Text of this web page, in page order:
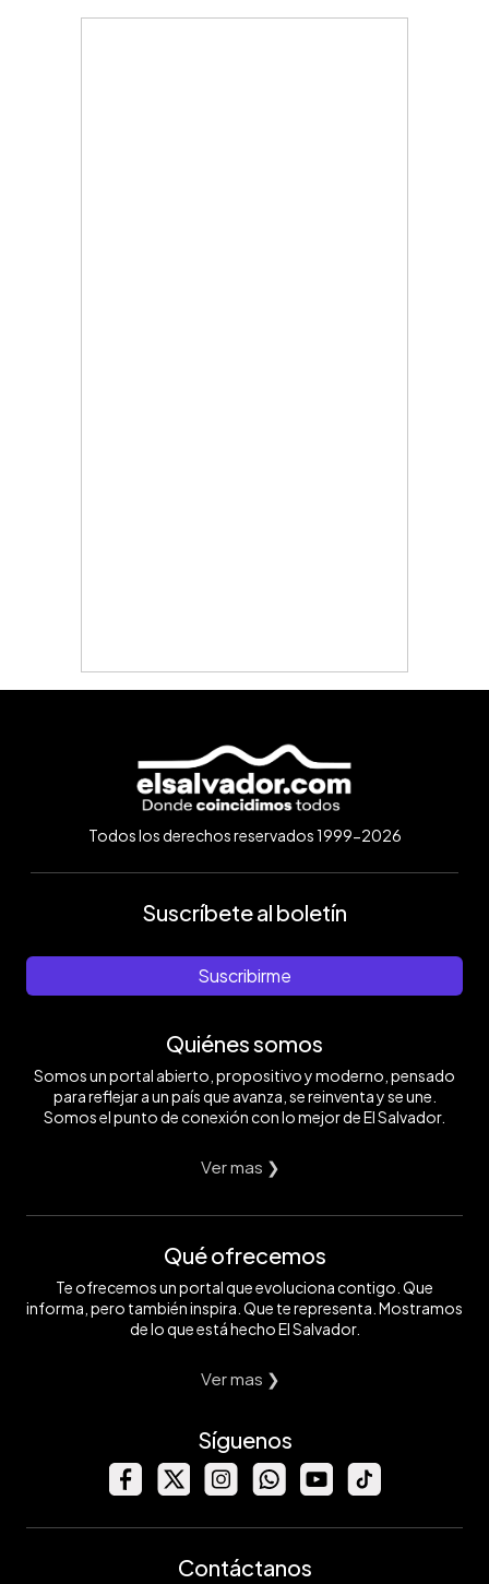
Todos los derechos reservados 1999-2026
Suscríbete al boletín
Suscribirme
Quiénes somos
Somos un portal abierto, propositivo y moderno, pensado
para reflejar a un país que avanza, se reinventa y se une.
Somos el punto de conexión con lo mejor de El Salvador.
Ver mas ❯
Qué ofrecemos
Te ofrecemos un portal que evoluciona contigo. Que
informa, pero también inspira. Que te representa. Mostramos
de lo que está hecho El Salvador.
Ver mas ❯
Síguenos
Contáctanos